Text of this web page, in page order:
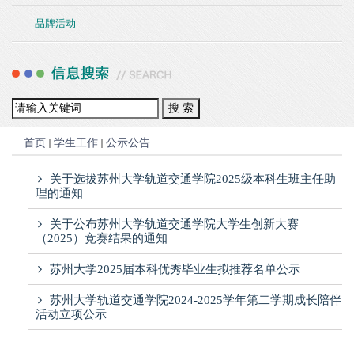
品牌活动
首页 学生工作 公示公告
关于选拔苏州大学轨道交通学院2025级本科生班主任助
理的通知
关于公布苏州大学轨道交通学院大学生创新大赛
（2025）竞赛结果的通知
苏州大学2025届本科优秀毕业生拟推荐名单公示
苏州大学轨道交通学院2024-2025学年第二学期成长陪伴
活动立项公示